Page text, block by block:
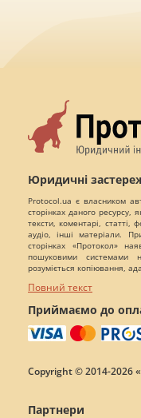
Юридичні
Protocol.ua є власником
сторінках даного ресурсу,
тексти, коментарі,
аудіо, інші матеріали.
сторінках «Протокол»
пошуковими системами
розуміється копіювання,
Повний текст
Приймаємо до
Copyright © 2014-2026
Партнери